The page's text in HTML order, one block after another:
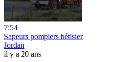
7:54
Sapeurs pompiers bétisier
Jordan
il y a 20 ans